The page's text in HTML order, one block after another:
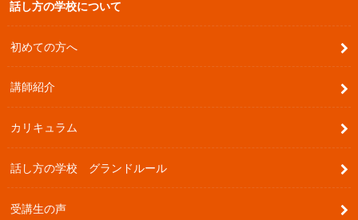
話し方の学校について
初めての方へ
講師紹介
カリキュラム
話し方の学校 グランドルール
受講生の声